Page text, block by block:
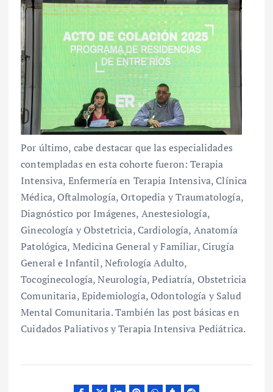
Por último, cabe destacar que las especialidades
contempladas en esta cohorte fueron: Terapia
Intensiva, Enfermería en Terapia Intensiva, Clínica
Médica, Oftalmología, Ortopedia y Traumatología,
Diagnóstico por Imágenes, Anestesiología,
Ginecología y Obstetricia, Cardiología, Anatomía
Patológica, Medicina General y Familiar, Cirugía
General e Infantil, Nefrología Adulto,
Tocoginecología, Neurología, Pediatría, Obstetricia
Comunitaria, Epidemiología, Odontología y Salud
Mental Comunitaria. También las post básicas en
Cuidados Paliativos y Terapia Intensiva Pediátrica.